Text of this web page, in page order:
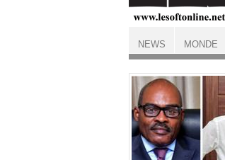
ACCUEIL
NEWS MONDE